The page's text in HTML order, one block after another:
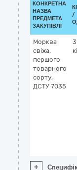
КОНКРЕТНА
НАЗВА
ПРЕДМЕТА
ЗАКУПІВЛІ
/
Морква
свіжа,
першого
товарного
сорту,
ДСТУ 7035
+